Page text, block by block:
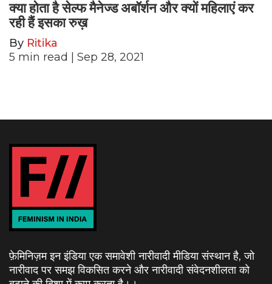
क्या होता है सेल्फ मैनेज्ड अबॉर्शन और क्यों महिलाएं कर
रही हैं इसका रुख़
By Ritika
5 min read | Sep 28, 2021
फ़ेमिनिज़म इन इंडिया एक समावेशी नारीवादी मीडिया संस्थान है, जो
नारीवाद पर समझ विकसित करने और नारीवादी संवेदनशीलता को